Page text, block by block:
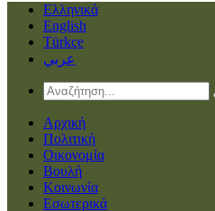
Ελληνικά
English
Türkçe
عربي
Αρχική
Πολιτική
Οικονομία
Βουλή
Κοινωνία
Εσωτερικά